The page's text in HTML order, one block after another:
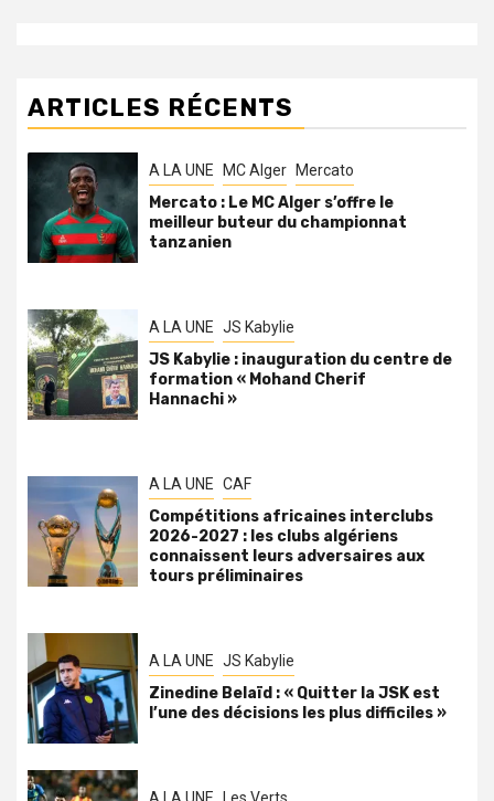
ARTICLES RÉCENTS
A LA UNE MC Alger Mercato
Mercato : Le MC Alger s’offre le
meilleur buteur du championnat
tanzanien
A LA UNE JS Kabylie
JS Kabylie : inauguration du centre de
formation « Mohand Cherif
Hannachi »
A LA UNE CAF
Compétitions africaines interclubs
2026-2027 : les clubs algériens
connaissent leurs adversaires aux
tours préliminaires
A LA UNE JS Kabylie
Zinedine Belaïd : « Quitter la JSK est
l’une des décisions les plus difficiles »